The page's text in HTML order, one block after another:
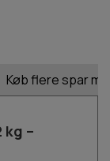
Køb flere spar
kg –